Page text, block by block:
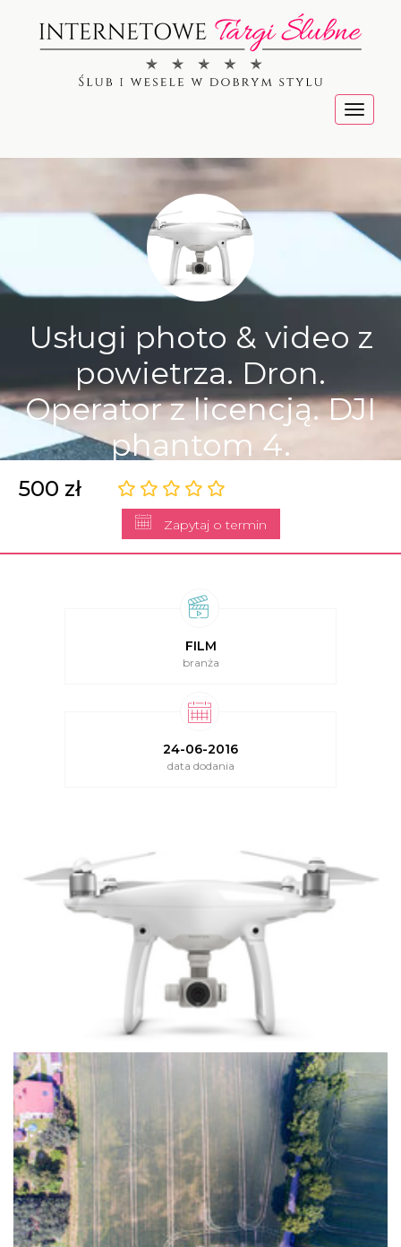
Menu
Usługi photo & video z
powietrza. Dron.
Operator z licencją. DJI
phantom 4.
500 zł
Zapytaj o termin
FILM
branża
24-06-2016
data dodania